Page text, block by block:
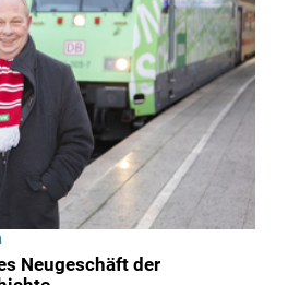
Neugeschäft der